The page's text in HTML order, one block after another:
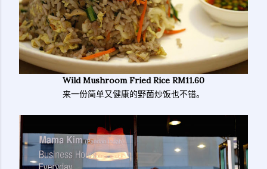
Wild Mushroom Fried Rice RM11.60
来一份简单又健康的野菌炒饭也不错。